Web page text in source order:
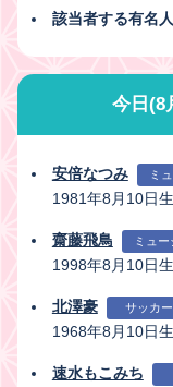
該当者する有名
今日(8
安倍なつみ ミ
1981年8月10日
齋藤飛鳥 ミュ
1998年8月10日
北澤豪 サッカ
1968年8月10日
速水もこみち